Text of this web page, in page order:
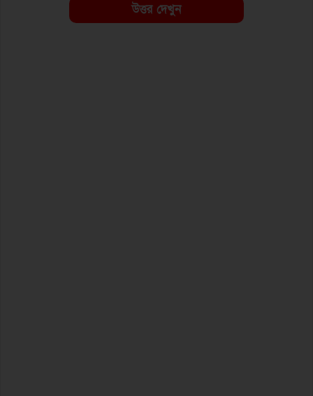
উত্তর দেখুন